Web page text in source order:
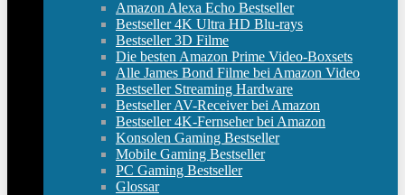
Amazon Alexa Echo Bestseller
Bestseller 4K Ultra HD Blu-rays
Bestseller 3D Filme
Die besten Amazon Prime Video-Boxsets
Alle James Bond Filme bei Amazon Video
Bestseller Streaming Hardware
Bestseller AV-Receiver bei Amazon
Bestseller 4K-Fernseher bei Amazon
Konsolen Gaming Bestseller
Mobile Gaming Bestseller
PC Gaming Bestseller
Glossar